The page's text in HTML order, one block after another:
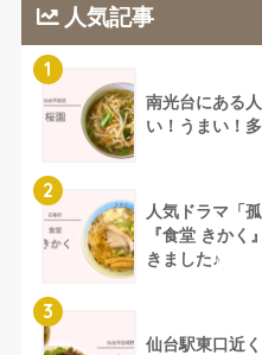
人気記事
1
南光台にある
い！うまい！
2
人気ドラマ「
『食堂 きかく
きました♪
3
仙台駅東口近